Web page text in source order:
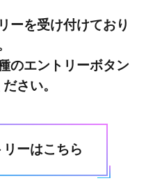
ーを受け付けており
のエントリーボタン
さい。
ーはこちら